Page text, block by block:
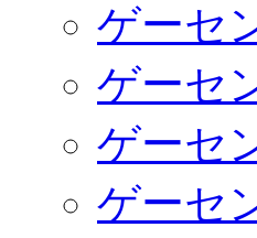
ゲーセ
ゲーセ
ゲーセ
ゲーセ